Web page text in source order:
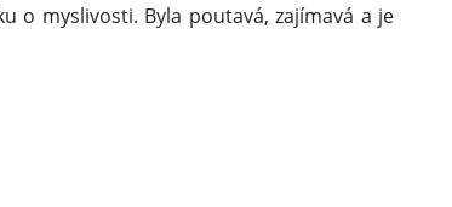
o myslivosti. Byla poutavá, zajímavá a je